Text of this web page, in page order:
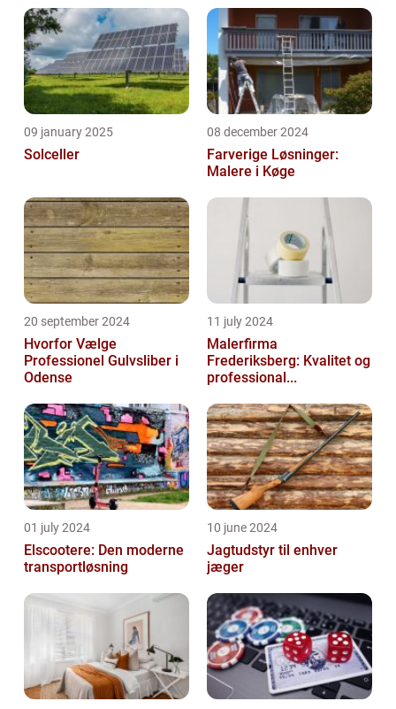
09 january 2025
Solceller
08 december 2024
Farverige Løsninger:
Malere i Køge
20 september 2024
Hvorfor Vælge
Professionel Gulvsliber i
Odense
11 july 2024
Malerfirma
Frederiksberg: Kvalitet og
professional...
01 july 2024
Elscootere: Den moderne
transportløsning
10 june 2024
Jagtudstyr til enhver
jæger